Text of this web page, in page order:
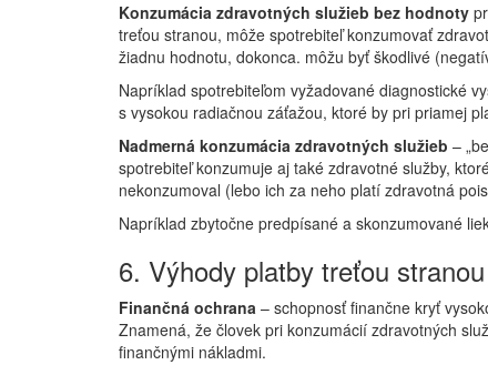
Konzumácia zdravotných služieb bez hodnoty
treťou stranou, môže spotrebiteľ konzumovať
žiadnu hodnotu, dokonca. môžu byť škodlivé
Napríklad spotrebiteľom vyžadované diagnostické
s vysokou radiačnou záťažou, ktoré by pri priamej
Nadmerná konzumácia zdravotných služieb –
spotrebiteľ konzumuje aj také zdravotné služby,
nekonzumoval (lebo ich za neho platí zdravotná
Napríklad zbytočne predpísané a skonzumované
6. Výhody platby treťou stranou
Finančná ochrana– schopnosť finančne kryť
Znamená, že človek pri konzumácií zdravotných
finančnými nákladmi.